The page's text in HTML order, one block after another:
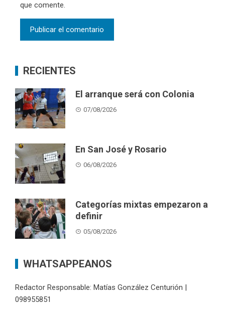
que comente.
RECIENTES
El arranque será con Colonia
07/08/2026
En San José y Rosario
06/08/2026
Categorías mixtas empezaron a
definir
05/08/2026
WHATSAPPEANOS
Redactor Responsable: Matías González Centurión |
098955851